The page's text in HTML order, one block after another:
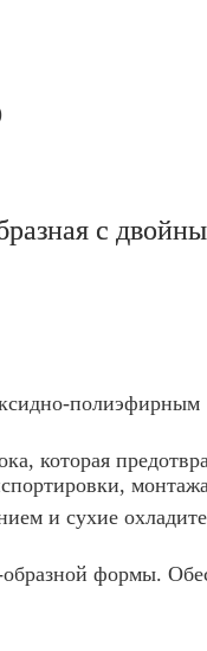
с
полиэфирным
которая
и сухие
формы.